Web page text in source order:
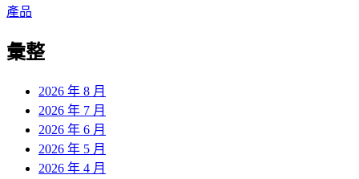
導
覽
產品
彙整
2026 年 8 月
2026 年 7 月
2026 年 6 月
2026 年 5 月
2026 年 4 月